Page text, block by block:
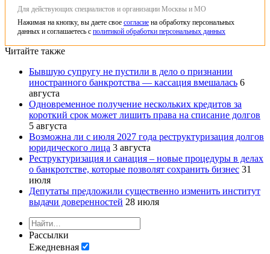
Для действующих специалистов и организации Москвы и МО
Нажимая на кнопку, вы даете свое согласие на обработку персональных
данных и соглашаетесь с политикой обработки персональных данных
Читайте также
Бывшую супругу не пустили в дело о признании
иностранного банкротства — кассация вмешалась 6
августа
Одновременное получение нескольких кредитов за
короткий срок может лишить права на списание долгов
5 августа
Возможна ли с июля 2027 года реструктуризация долгов
юридического лица 3 августа
Реструктуризация и санация – новые процедуры в делах
о банкротстве, которые позволят сохранить бизнес 31
июля
Депутаты предложили существенно изменить институт
выдачи доверенностей 28 июля
Рассылки
Ежедневная